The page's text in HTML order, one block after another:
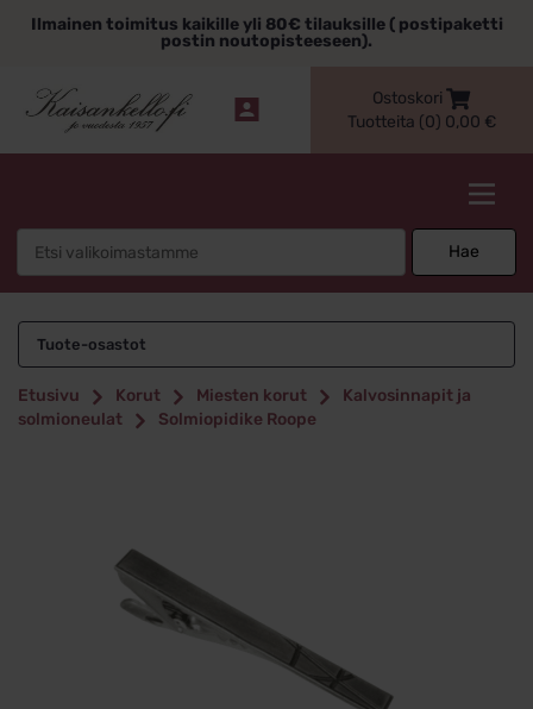
sisältöönIlmainen toimitus kaikille yli 80€ tilauksille ( postipaketti
postin noutopisteeseen).
Ostoskori
Tuotteita (0) 0,00 €
Hae
Tuote-osastot
Etusivu Korut Miesten korut
Kalvosinnapit ja
solmioneulat
Solmiopidike Roope